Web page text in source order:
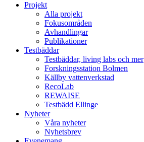
Projekt
Alla projekt
Fokusområden
Avhandlingar
Publikationer
Testbäddar
Testbäddar, living labs och mer
Forskningsstation Bolmen
Källby vattenverkstad
RecoLab
REWAISE
Testbädd Ellinge
Nyheter
Våra nyheter
Nyhetsbrev